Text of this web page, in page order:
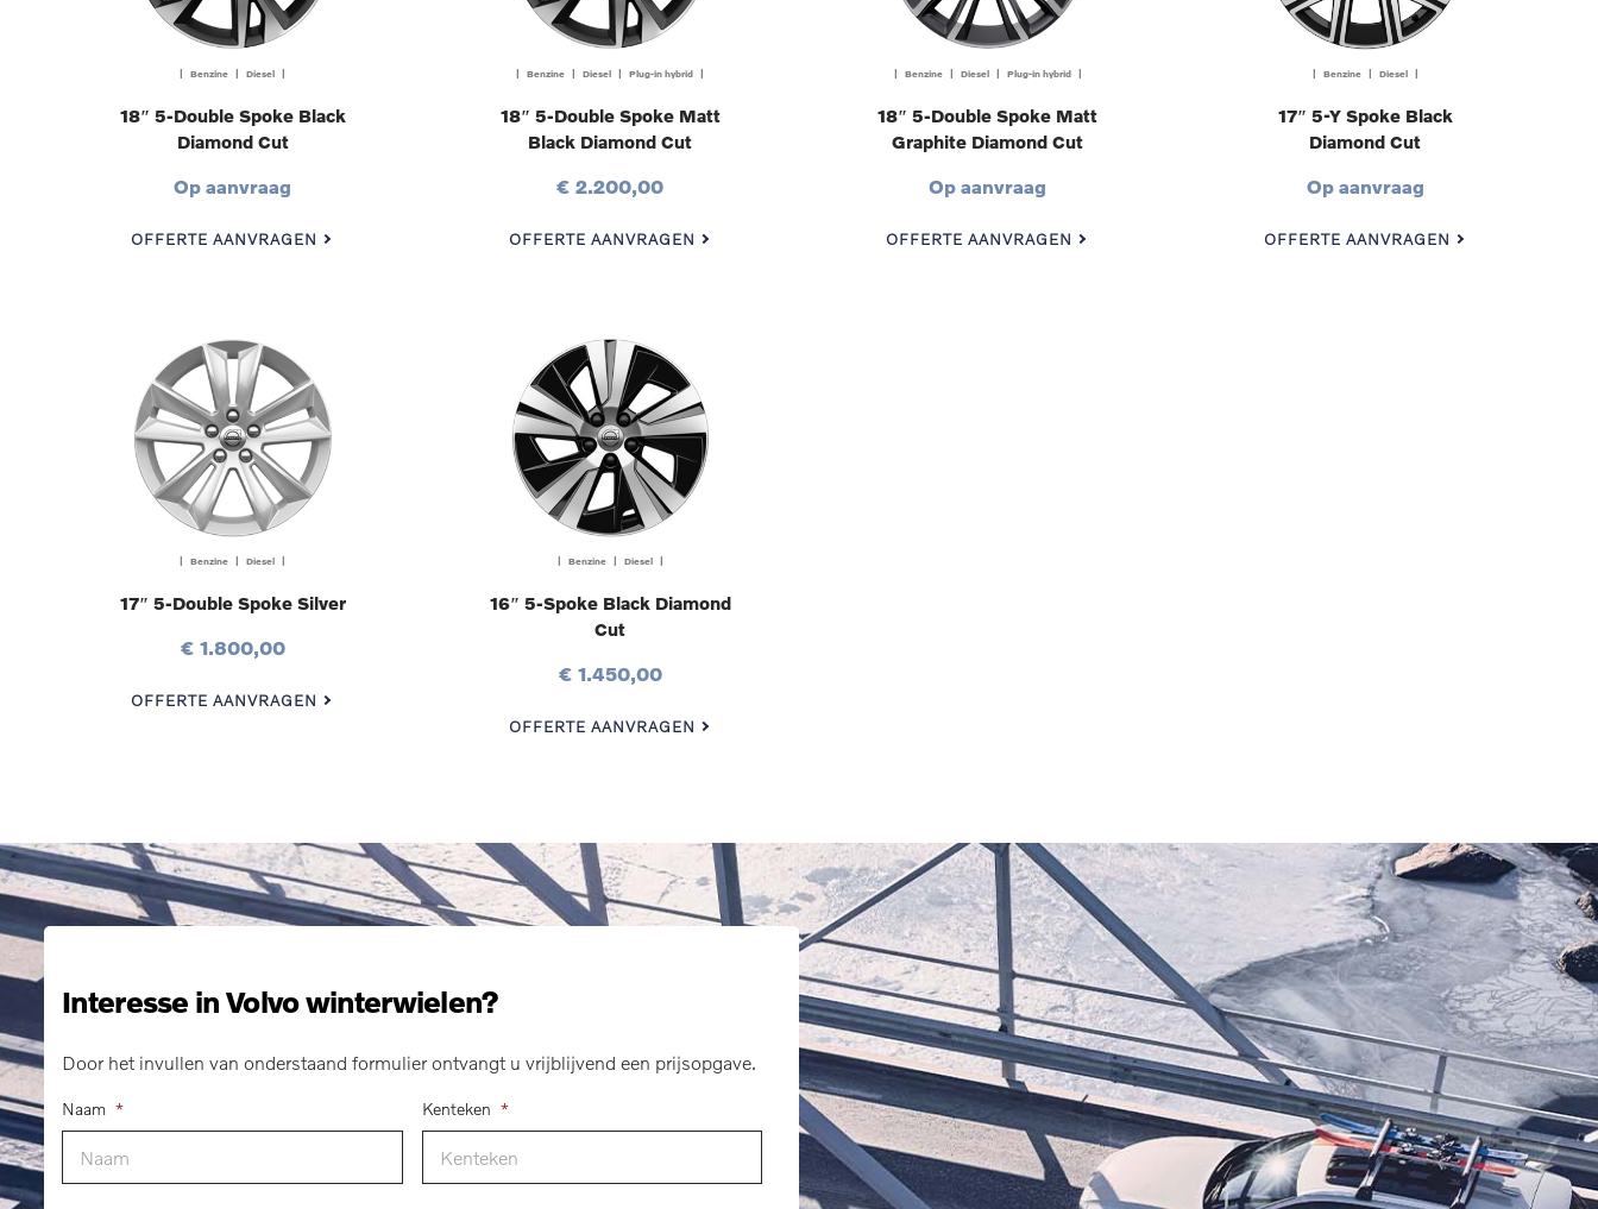
| Benzine | Diesel |
18″ 5-Double Spoke Black
Diamond Cut
Op aanvraag
OFFERTE AANVRAGEN
| Benzine | Diesel | Plug-in hybrid |
18″ 5-Double Spoke Matt
Black Diamond Cut
€ 2.200,00
OFFERTE AANVRAGEN
| Benzine | Diesel | Plug-in hybrid |
18″ 5-Double Spoke Matt
Graphite Diamond Cut
Op aanvraag
OFFERTE AANVRAGEN
| Benzine | Diesel |
17″ 5-Y Spoke Black
Diamond Cut
Op aanvraag
OFFERTE AANVRAGEN
| Benzine | Diesel |
17″ 5-Double Spoke Silver
€ 1.800,00
OFFERTE AANVRAGEN
| Benzine | Diesel |
16″ 5-Spoke Black Diamond
Cut
€ 1.450,00
OFFERTE AANVRAGEN
Interesse in Volvo winterwielen?
Door het invullen van onderstaand formulier ontvangt u vrijblijvend een prijsopgave.
Naam * Kenteken *